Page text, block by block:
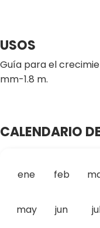
USOS
Guía para el
mm-1.8 m.
CALENDARIO
ene feb
may jun